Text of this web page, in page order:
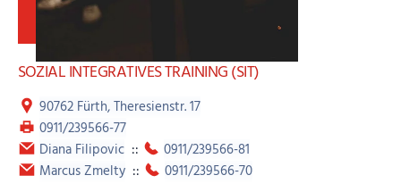
erfordern, helfen die Mitarbeitenden bei der Reparatur
und nutzen die Gelegenheit, mit den Kindern und
Jugendlichen ins Gespräch zu kommen. Die
Fahrradwerkstatt steht allen Kindern und Jugendlichen
Öffnungszeiten
Dienstag: 15.30 – 18.30 Uhr
Mittwoch: 14.00 – 17.00 Uhr
SOZIAL INTEGRATIVES TRAINING (SIT)
90762 Fürth, Theresienstr. 17
0911/239566-77
Diana Filipovic::
0911/239566-81
Marcus Zmelty::
0911/239566-70